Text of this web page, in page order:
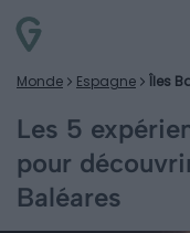
Monde Espagne Îles
Les 5
pour
Baléares